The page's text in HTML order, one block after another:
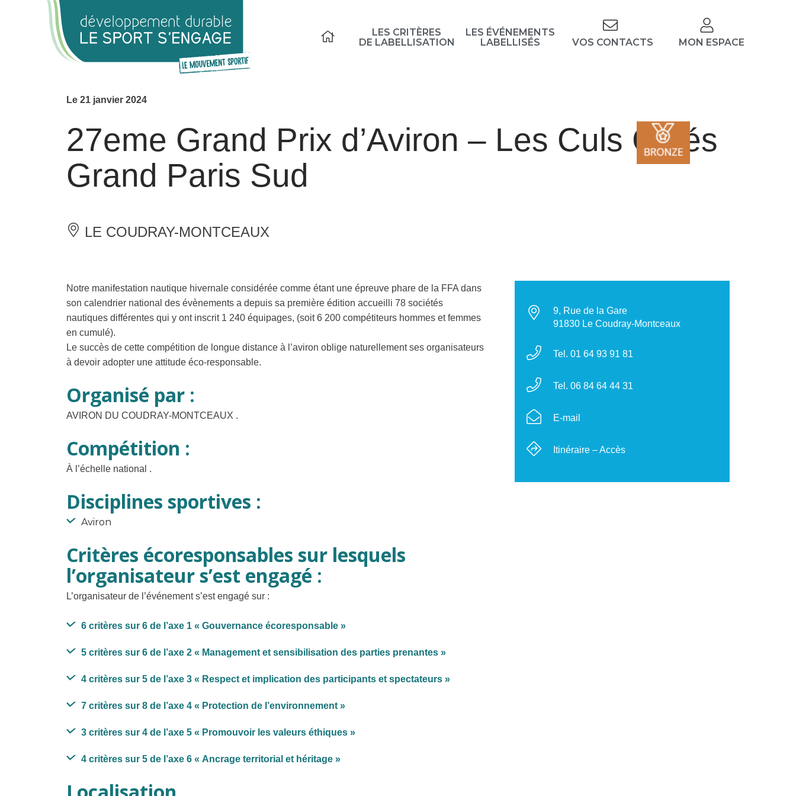
ACCUEIL
LES CRITÈRES
DE LABELLISATION
LES ÉVÉNEMENTS
LABELLISÉS
VOS CONTACTS MON ESPACE
Le 21 janvier 2024
27eme Grand Prix d’Aviron – Les Culs Gelés
Grand Paris Sud
LE COUDRAY-MONTCEAUX
Notre manifestation nautique hivernale considérée comme étant une épreuve phare de la FFA dans
son calendrier national des évènements a depuis sa première édition accueilli 78 sociétés
nautiques différentes qui y ont inscrit 1 240 équipages, (soit 6 200 compétiteurs hommes et femmes
en cumulé).
Le succès de cette compétition de longue distance à l’aviron oblige naturellement ses organisateurs
à devoir adopter une attitude éco-responsable.
Organisé par :
AVIRON DU COUDRAY-MONTCEAUX .
Compétition :
À l’échelle national .
Disciplines sportives :
Aviron
Critères écoresponsables sur lesquels
l’organisateur s’est engagé :
L’organisateur de l’événement s’est engagé sur :
6 critères sur 6 de l’axe 1 « Gouvernance écoresponsable »
5 critères sur 6 de l’axe 2 « Management et sensibilisation des parties prenantes »
4 critères sur 5 de l’axe 3 « Respect et implication des participants et spectateurs »
7 critères sur 8 de l’axe 4 « Protection de l’environnement »
3 critères sur 4 de l’axe 5 « Promouvoir les valeurs éthiques »
4 critères sur 5 de l’axe 6 « Ancrage territorial et héritage »
9, Rue de la Gare
91830 Le Coudray-Montceaux
Tel. 01 64 93 91 81
Tel. 06 84 64 44 31
E-mail
Itinéraire – Accès
Cookies management panel